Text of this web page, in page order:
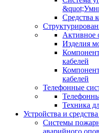
Средства
Активное
Изделия
кабелей
кабелей
Телефонные
Техника
Устройства и
Системы
аварийного